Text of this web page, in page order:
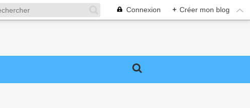
Connexion + Créer mon blog